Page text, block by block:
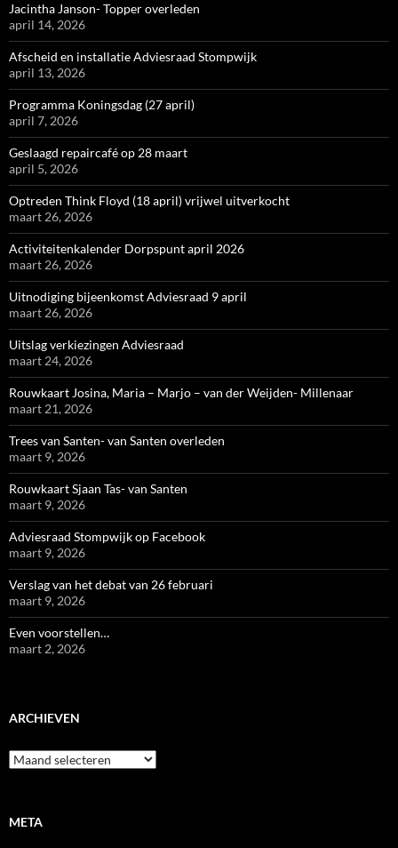
Jacintha Janson- Topper overleden
april 14, 2026
Afscheid en installatie Adviesraad Stompwijk
april 13, 2026
Programma Koningsdag (27 april)
april 7, 2026
Geslaagd repaircafé op 28 maart
april 5, 2026
Optreden Think Floyd (18 april) vrijwel uitverkocht
maart 26, 2026
Activiteitenkalender Dorpspunt april 2026
maart 26, 2026
Uitnodiging bijeenkomst Adviesraad 9 april
maart 26, 2026
Uitslag verkiezingen Adviesraad
maart 24, 2026
Rouwkaart Josina, Maria – Marjo – van der Weijden- Millenaar
maart 21, 2026
Trees van Santen- van Santen overleden
maart 9, 2026
Rouwkaart Sjaan Tas- van Santen
maart 9, 2026
Adviesraad Stompwijk op Facebook
maart 9, 2026
Verslag van het debat van 26 februari
maart 9, 2026
Even voorstellen…
maart 2, 2026
ARCHIEVEN
Archieven
META